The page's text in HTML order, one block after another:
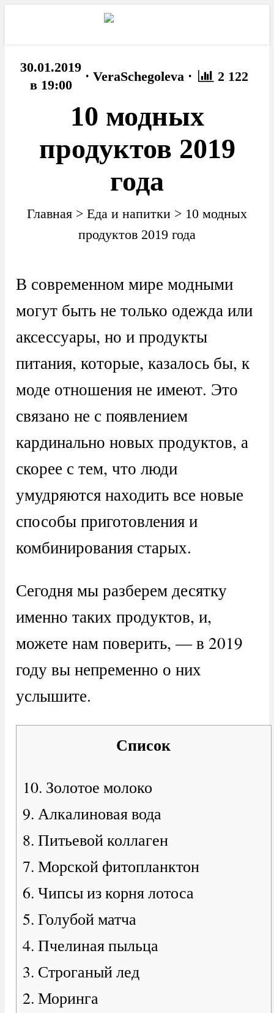
30.01.2019
в 19:00
· VeraSchegoleva · 2 122
10 модных
продуктов 2019
года
Главная > Еда и напитки > 10 модных
продуктов 2019 года
В современном мире модными
могут быть не только одежда или
аксессуары, но и продукты
питания, которые, казалось бы, к
моде отношения не имеют. Это
связано не с появлением
кардинально новых продуктов, а
скорее с тем, что люди
умудряются находить все новые
способы приготовления и
комбинирования старых.
Сегодня мы разберем десятку
именно таких продуктов, и,
можете нам поверить, — в 2019
году вы непременно о них
услышите.
Список
10. Золотое молоко
9. Алкалиновая вода
8. Питьевой коллаген
7. Морской фитопланктон
6. Чипсы из корня лотоса
5. Голубой матча
4. Пчелиная пыльца
3. Строганый лед
2. Моринга